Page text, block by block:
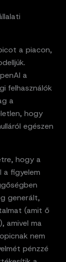
a piacon,
a
felhasználók
a
hogy
egészen
hogy a
a figyelem
generált,
(amit ő
amivel ma
nem
pénzzé